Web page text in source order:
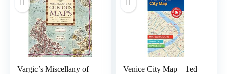
Vargic’s Miscellany of
Venice City Map – 1ed